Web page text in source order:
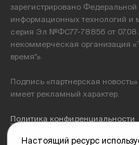
зарегистрировано Федеральной
информационных технологий и
серия Эл №ФС77-78856 от
некоммерческая организация
время"».
Подпись «партнерская
имеет рекламный характер.
Политика конфиденциальности
Настоящий ресурс